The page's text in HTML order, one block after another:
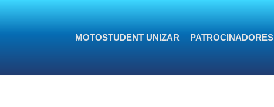
MOTOSTUDENT UNIZAR PATROCINADORES